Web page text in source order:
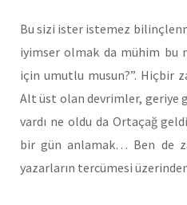
Bu sizi ister istemez
iyimser olmak da mühim bu
için umutlu musun?”. Hiçbir
Alt üst olan devrimler, geriye
vardı ne oldu da Ortaçağ
bir gün anlamak… Ben de
yazarların tercümesi